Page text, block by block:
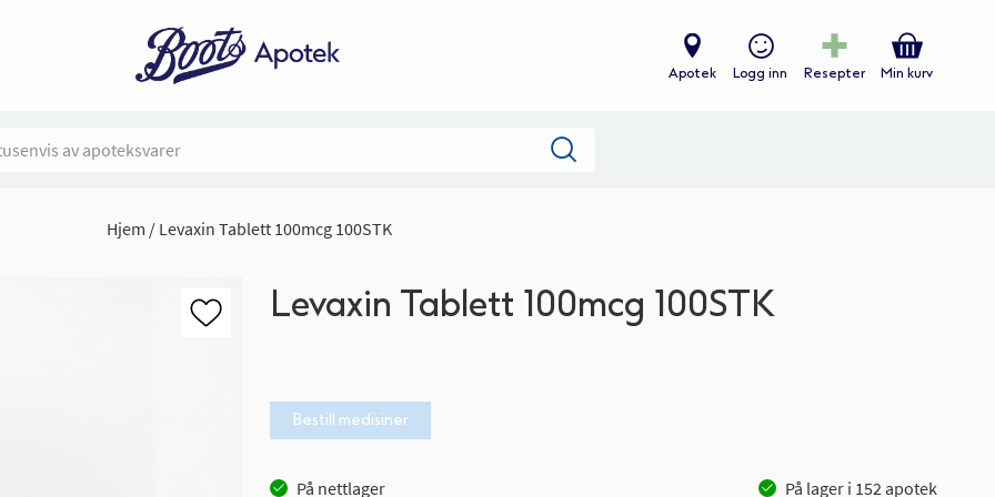
Apotek Logg inn Resepter Min kurv
Hjem Levaxin Tablett 100mcg 100STK
Levaxin Tablett 100mcg 100STK
Bestill medisiner
På nettlager På lager i 152apotek